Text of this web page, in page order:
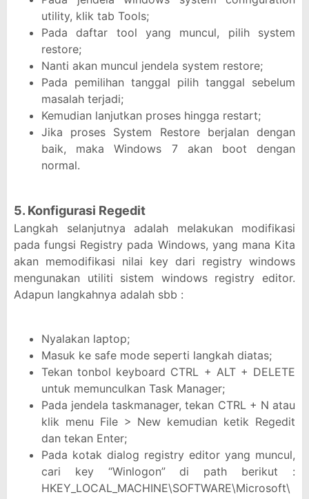
utility, klik tab Tools;
Pada daftar tool yang muncul, pilih system
restore;
Nanti akan muncul jendela system restore;
Pada pemilihan tanggal pilih tanggal sebelum
masalah terjadi;
Kemudian lanjutkan proses hingga restart;
Jika proses System Restore berjalan dengan
baik, maka Windows 7 akan boot dengan
normal.
5. Konfigurasi Regedit
Langkah selanjutnya adalah melakukan modifikasi
pada fungsi Registry pada Windows, yang mana Kita
akan memodifikasi nilai key dari registry windows
mengunakan utiliti sistem windows registry editor.
Adapun langkahnya adalah sbb :
Nyalakan laptop;
Masuk ke safe mode seperti langkah diatas;
Tekan tonbol keyboard CTRL + ALT + DELETE
untuk memunculkan Task Manager;
Pada jendela taskmanager, tekan CTRL + N atau
klik menu File > New kemudian ketik Regedit
dan tekan Enter;
Pada kotak dialog registry editor yang muncul,
cari key “Winlogon” di path berikut :
HKEY_LOCAL_MACHINE\SOFTWARE\Microsoft\